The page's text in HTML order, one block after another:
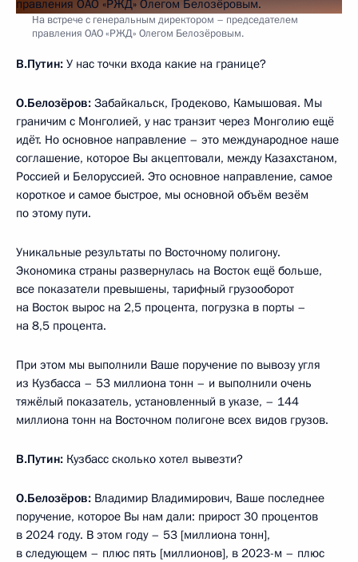
На встрече с генеральным директором – председателем
правления ОАО «РЖД» Олегом Белозёровым.
В.Путин: У нас точки входа какие на границе?
О.Белозёров: Забайкальск, Гродеково, Камышовая. Мы
граничим с Монголией, у нас транзит через Монголию ещё
идёт. Но основное направление – это международное наше
соглашение, которое Вы акцептовали, между Казахстаном,
Россией и Белоруссией. Это основное направление, самое
короткое и самое быстрое, мы основной объём везём
по этому пути.
Уникальные результаты по Восточному полигону.
Экономика страны развернулась на Восток ещё больше,
все показатели превышены, тарифный грузооборот
на Восток вырос на 2,5 процента, погрузка в порты –
на 8,5 процента.
При этом мы выполнили Ваше поручение по вывозу угля
из Кузбасса – 53 миллиона тонн – и выполнили очень
тяжёлый показатель, установленный в указе, – 144
миллиона тонн на Восточном полигоне всех видов грузов.
В.Путин: Кузбасс сколько хотел вывезти?
О.Белозёров: Владимир Владимирович, Ваше последнее
поручение, которое Вы нам дали: прирост 30 процентов
в 2024 году. В этом году – 53 [миллиона тонн],
в следующем – плюс пять [миллионов], в 2023-м – плюс